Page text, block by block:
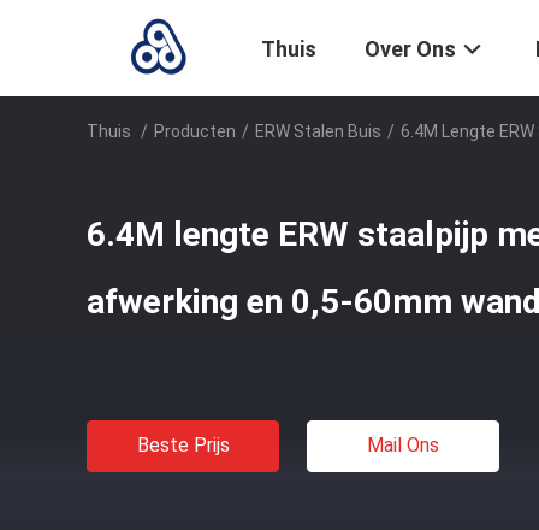
Thuis Over Ons
Thuis / Producten / ERW Stalen Buis / 6.4M Lengte
6.4M lengte ERW staalpijp
afwerking en 0,5-60mm
Beste Prijs Mail Ons